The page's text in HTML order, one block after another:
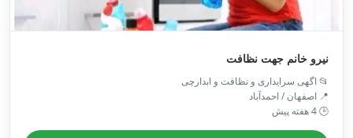
نیرو خانم جهت نظافت
📂 اگهی سرایداری و نظافت و ابدارچی
📍 اصفهان / احمدآباد
🕒 4 هفته پیش